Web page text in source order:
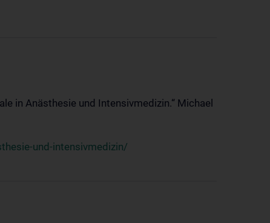
in Anästhesie und Intensivmedizin.“ Michael
und-intensivmedizin/